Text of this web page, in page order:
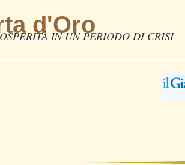
d'Oro
IN UN PERIODO DI CRISI